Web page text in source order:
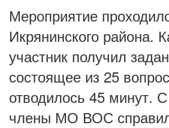
Мероприятие
Икрянинского района.
участник получил
состоящее из 25
отводилось 45 минут.
члены МО ВОС